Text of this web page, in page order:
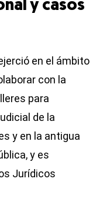
y casos
en el ámbito
con la
para
de la
y en la antigua
y es
Jurídicos